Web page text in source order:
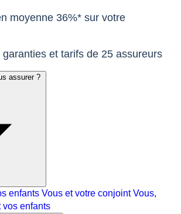
moyenne 36%* sur votre
et tarifs de 25 assureurs
enfants Vous et votre conjoint Vous,
vos enfants